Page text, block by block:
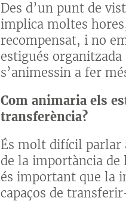
Des d’un punt de
implica moltes
recompensat, i no
estigués
s’animessin a fer
Com animaria els
transferència?
És molt difícil parlar
de la importància
és important que la
capaços de